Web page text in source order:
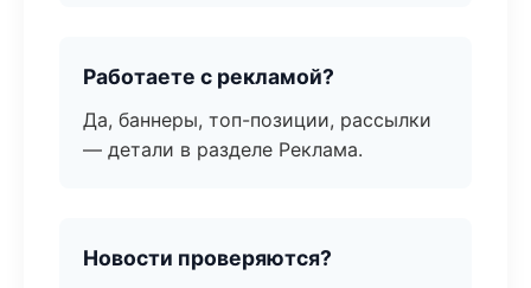
Работаете с рекламой?
Да, баннеры, топ-позиции, рассылки
— детали в разделе Реклама.
Новости проверяются?